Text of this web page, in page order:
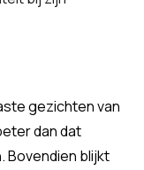
gezichten van
dan dat
Bovendien blijkt